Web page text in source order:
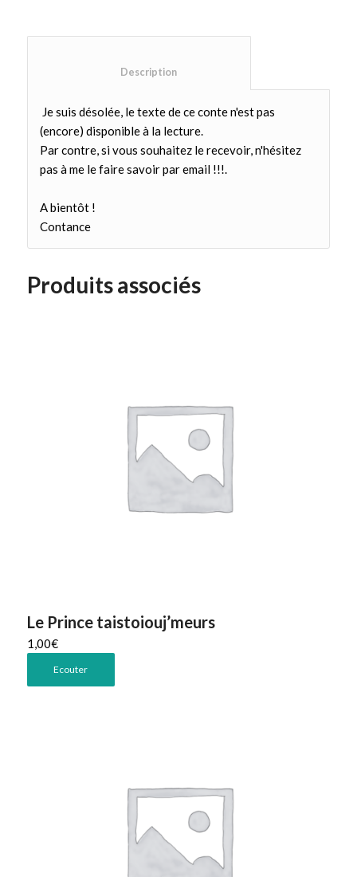
						Description
Je suis désolée, le texte de ce conte n'est pas
(encore) disponible à la lecture.
Par contre, si vous souhaitez le recevoir, n'hésitez
pas à me le faire savoir par email !!!.
A bientôt !
Contance
Produits associés
Le Prince taistoiouj’meurs
1,00€
Ecouter